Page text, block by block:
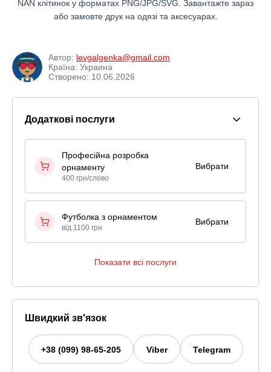
NAN клітинок у форматах PNG/JPG/SVG. Завантажте зараз
або замовте друк на одязі та аксесуарах.
Автор: levgalgenka@gmail.com
Країна: Украина
Створено: 10.06.2026
Додаткові послуги
Професійна розробка
орнаменту
400 грн/слово
Вибрати
Футболка з орнаментом
від 1100 грн
Вибрати
Показати всі послуги
Швидкий зв'язок
+38 (099) 98-65-205 Viber Telegram